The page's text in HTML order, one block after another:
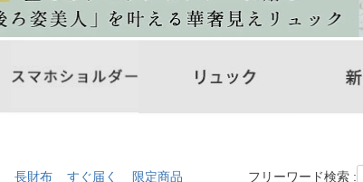
長財布 すぐ届く 限定商品 フリーワード検索 :